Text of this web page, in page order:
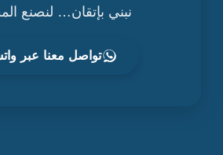
نبني بإتقان… لنصنع
تواصل معنا عبر